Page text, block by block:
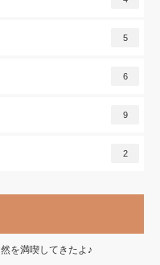
5
6
9
2
を満喫してきたよ♪